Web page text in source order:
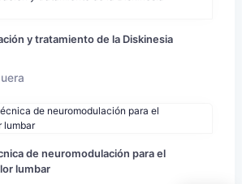
y tratamiento de la Diskinesia
de neuromodulación para el
lumbar